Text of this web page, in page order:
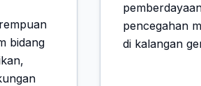
bidang
pencegahan
di kalangan